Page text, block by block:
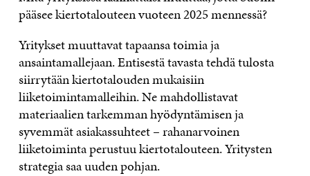
pääsee kiertotalouteen vuoteen 2025 mennessä?
Yritykset muuttavat tapaansa toimia ja
ansaintamallejaan. Entisestä tavasta tehdä tulosta
siirrytään kiertotalouden mukaisiin
liiketoimintamalleihin. Ne mahdollistavat
materiaalien tarkemman hyödyntämisen ja
syvemmät asiakassuhteet – rahanarvoinen
liiketoiminta perustuu kiertotalouteen. Yritysten
strategia saa uuden pohjan.